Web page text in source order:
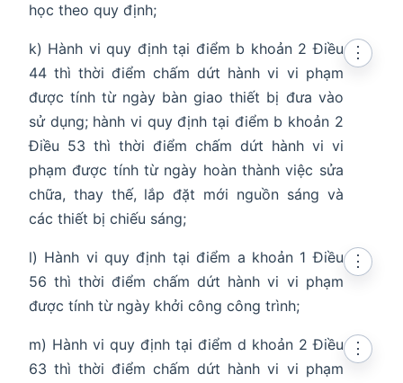
học theo quy định;
k) Hành vi quy định tại điểm b khoản 2 Điều
44 thì thời điểm chấm dứt hành vi vi phạm
được tính từ ngày bàn giao thiết bị đưa vào
sử dụng; hành vi quy định tại điểm b khoản 2
Điều 53 thì thời điểm chấm dứt hành vi vi
phạm được tính từ ngày hoàn thành việc sửa
chữa, thay thế, lắp đặt mới nguồn sáng và
các thiết bị chiếu sáng;
⋮
l) Hành vi quy định tại điểm a khoản 1 Điều
56 thì thời điểm chấm dứt hành vi vi phạm
được tính từ ngày khởi công công trình;
⋮
m) Hành vi quy định tại điểm d khoản 2 Điều
63 thì thời điểm chấm dứt hành vi vi phạm
⋮